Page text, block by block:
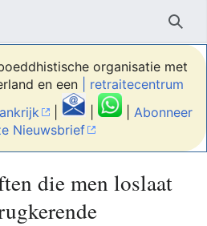
organisatie met
en een
| retraitecentrum
| | Abonneer
Nieuwsbrief
die men loslaat